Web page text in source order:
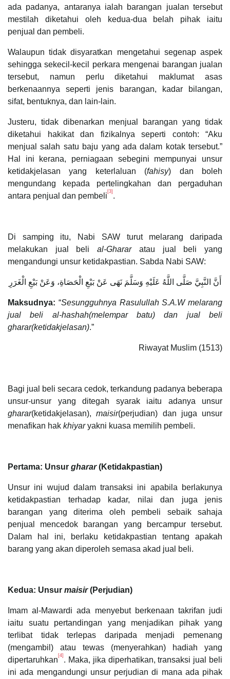
ada padanya, antaranya ialah barangan jualan tersebut
mestilah diketahui oleh kedua-dua belah pihak iaitu
penjual dan pembeli.
Walaupun tidak disyaratkan mengetahui segenap aspek
sehingga sekecil-kecil perkara mengenai barangan jualan
tersebut, namun perlu diketahui maklumat asas
berkenaannya seperti jenis barangan, kadar bilangan,
sifat, bentuknya, dan lain-lain.
Justeru, tidak dibenarkan menjual barangan yang tidak
diketahui hakikat dan fizikalnya seperti contoh: “Aku
menjual salah satu baju yang ada dalam kotak tersebut.”
Hal ini kerana, perniagaan sebegini mempunyai unsur
ketidakjelasan yang keterlaluan (fahisy) dan boleh
mengundang kepada pertelingkahan dan pergaduhan
antara penjual dan pembeli [3] .
Di samping itu, Nabi SAW turut melarang daripada
melakukan jual belial-Ghararatau jual beli yang
mengandungi unsur ketidakpastian. Sabda Nabi SAW:
أَنَّ النَّبِيَّ صَلَّى اللَّهُ عَلَيْهِ وَسَلَّمَ نَهَى عَنْ بَيْعِ الْحَصَاةِ، وَعَنْ بَيْعِ الْغَرَرِ
Maksudnya: “Sesungguhnya Rasulullah S.A.W melarang
jual beli al-hashah(melempar batu) dan jual beli
gharar(ketidakjelasan).”
Riwayat Muslim (1513)
Bagi jual beli secara cedok, terkandung padanya beberapa
unsur-unsur yang ditegah syarak iaitu adanya unsur
gharar(ketidakjelasan),maisir(perjudian) dan juga unsur
menafikan hak khiyaryakni kuasa memilih pembeli.
Pertama: Unsur gharar(Ketidakpastian)
Unsur ini wujud dalam transaksi ini apabila berlakunya
ketidakpastian terhadap kadar, nilai dan juga jenis
barangan yang diterima oleh pembeli sebaik sahaja
penjual mencedok barangan yang bercampur tersebut.
Dalam hal ini, berlaku ketidakpastian tentang apakah
barang yang akan diperoleh semasa akad jual beli.
Kedua: Unsur maisir(Perjudian)
Imam al-Mawardi ada menyebut berkenaan takrifan judi
iaitu suatu pertandingan yang menjadikan pihak yang
terlibat tidak terlepas daripada menjadi pemenang
(mengambil) atau tewas (menyerahkan) hadiah yang
dipertaruhkan [4] . Maka, jika diperhatikan, transaksi jual beli
ini ada mengandungi unsur perjudian di mana ada pihak